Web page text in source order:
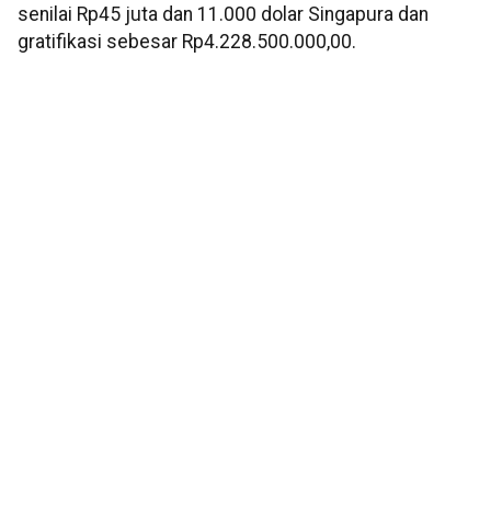
senilai Rp45 juta dan 11.000 dolar Singapura dan
gratifikasi sebesar Rp4.228.500.000,00.